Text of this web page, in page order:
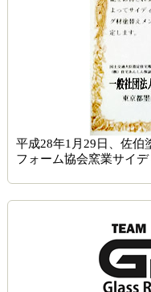
平成28年1月29日、佐伯
フォーム協会窯業サイ